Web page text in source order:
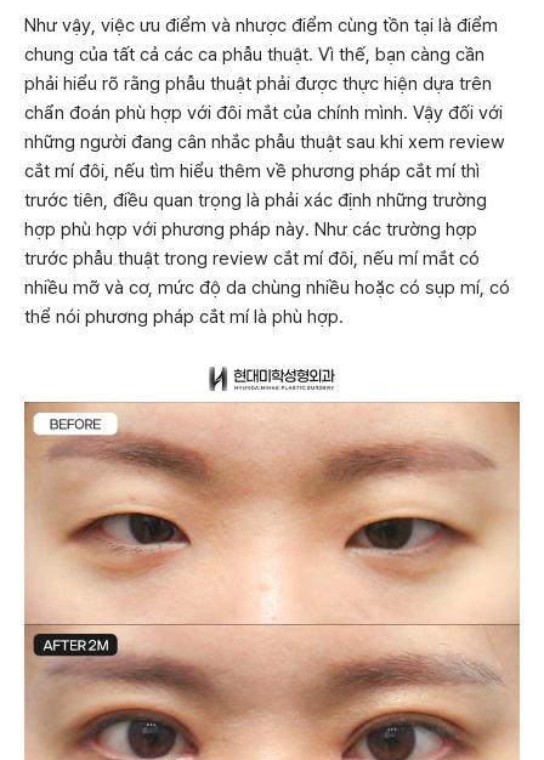
Như vậy, việc ưu điểm và nhược điểm cùng tồn tại là điểm
chung của tất cả các ca phẫu thuật. Vì thế, bạn càng cần
phải hiểu rõ rằng phẫu thuật phải được thực hiện dựa trên
chẩn đoán phù hợp với đôi mắt của chính mình. Vậy đối với
những người đang cân nhắc phẫu thuật sau khi xem review
cắt mí đôi, nếu tìm hiểu thêm về phương pháp cắt mí thì
trước tiên, điều quan trọng là phải xác định những trường
hợp phù hợp với phương pháp này. Như các trường hợp
trước phẫu thuật trong review cắt mí đôi, nếu mí mắt có
nhiều mỡ và cơ, mức độ da chùng nhiều hoặc có sụp mí, có
thể nói phương pháp cắt mí là phù hợp.